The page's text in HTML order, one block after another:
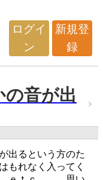
ログイ
ン
新規登
録
音が出
出るという方のた
もれなく入ってく